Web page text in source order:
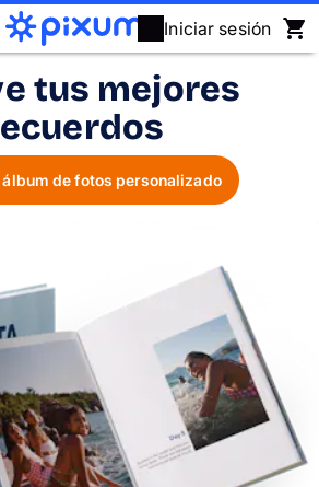
Iniciar sesión
tus mejores
de fotos personalizado